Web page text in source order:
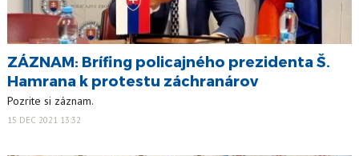
ZÁZNAM: Brífing policajného prezidenta Š.
Hamrana k protestu záchranárov
Pozrite si záznam.
15 DEC 2021 13:32